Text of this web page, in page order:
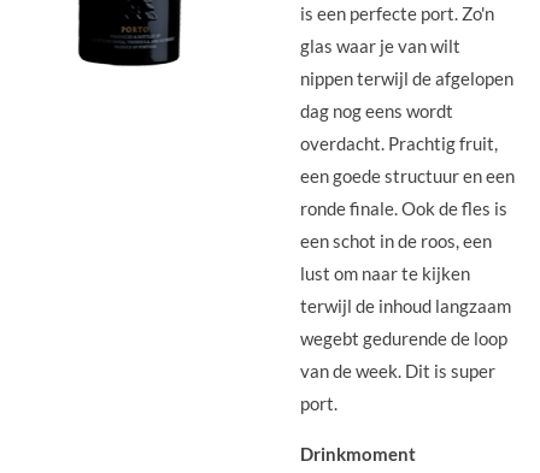
is een perfecte port. Zo'n
glas waar je van wilt
nippen terwijl de afgelopen
dag nog eens wordt
overdacht. Prachtig fruit,
een goede structuur en een
ronde finale. Ook de fles is
een schot in de roos, een
lust om naar te kijken
terwijl de inhoud langzaam
wegebt gedurende de loop
van de week. Dit is super
port.
Drinkmoment